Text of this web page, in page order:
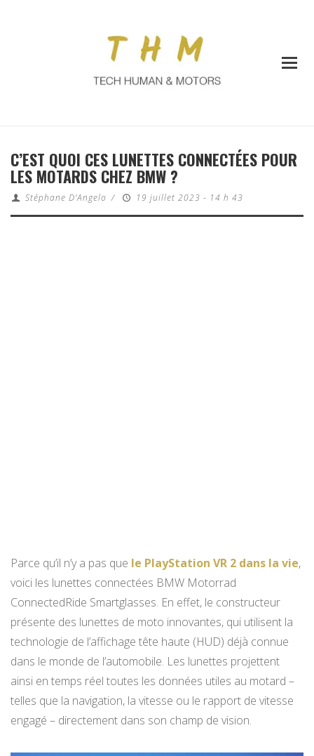
C’EST QUOI CES LUNETTES CONNECTÉES POUR
LES MOTARDS CHEZ BMW ?
Stéphane D'Angelo / 19 juillet 2023 - 14 h 43
Parce qu’il n’y a pas que le PlayStation VR 2 dans la vie,
voici les lunettes connectées BMW Motorrad
ConnectedRide Smartglasses. En effet, le constructeur
présente des lunettes de moto innovantes, qui utilisent la
technologie de l’affichage tête haute (HUD) déjà connue
dans le monde de l’automobile. Les lunettes projettent
ainsi en temps réel toutes les données utiles au motard –
telles que la navigation, la vitesse ou le rapport de vitesse
engagé – directement dans son champ de vision.